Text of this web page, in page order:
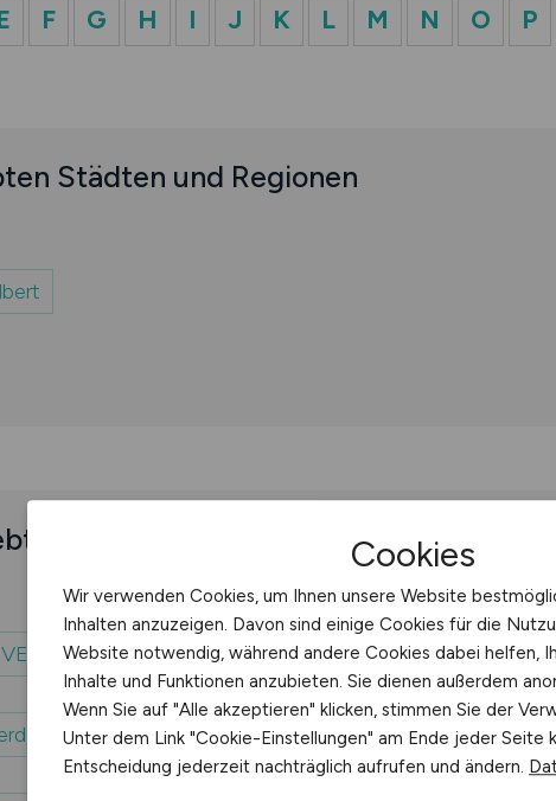
F G H I J K L M N O P
Städten und Regionen
Unternehmen
PACKAGING Niessen GmbH & Co.KG
GmbH Jobs bei Viertel Motoren GmbH
Cookies
Wir verwenden Cookies, um Ihnen unsere Website
Inhalten anzuzeigen. Davon sind einige Cookies für die
Website notwendig, während andere Cookies dabei helfen,
Inhalte und Funktionen anzubieten. Sie dienen außerdem
Wenn Sie auf "Alle akzeptieren" klicken, stimmen Sie der
Unter dem Link "Cookie-Einstellungen" am Ende jeder Seite
Entscheidung jederzeit nachträglich aufrufen und ändern.